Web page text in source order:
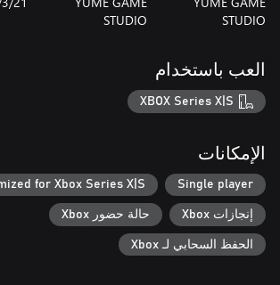
STUDIO
STUDIO
العب باستخدام
XBOX Series X|S
الإمكانات
Single player
for Xbox Series X|S
إنجازات Xbox حالة حضور Xbox
الحفظ السحابي لـ Xbox